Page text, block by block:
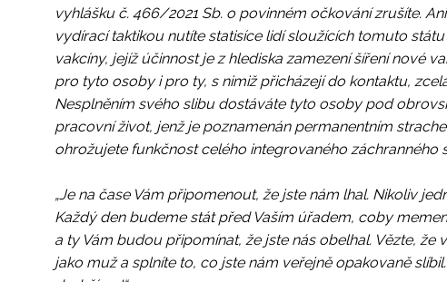
vyhlášku č. 466/2021 Sb. o povinném očkování zrušíte.
vydírací taktikou nutíte statisíce lidí sloužících tomuto
vakcíny, jejíž účinnost je z hlediska zamezení šíření nové
pro tyto osoby i pro ty, s nimiž přicházejí do kontaktu,
Nesplněním svého slibu dostáváte tyto osoby pod
pracovní život, jenž je poznamenán permanentním
ohrožujete funkčnost celého integrovaného záchranného
„Je na čase Vám připomenout, že jste nám lhal. Nikoliv
Každý den budeme stát před Vaším úřadem, coby
a ty Vám budou připomínat, že jste nás obelhal. Vězte,
jako muž a splníte to, co jste nám veřejně opakovaně